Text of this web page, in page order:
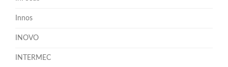
Innos
INOVO
INTERMEC